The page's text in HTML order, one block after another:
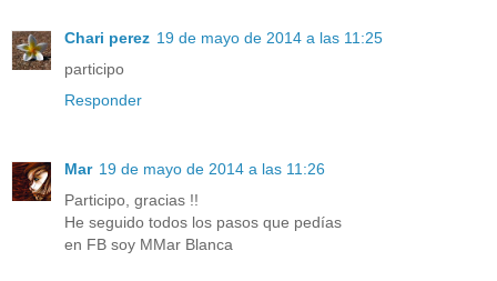
Chari perez 19 de mayo de 2014 a las 11:25
participo
Responder
Mar 19 de mayo de 2014 a las 11:26
Participo, gracias !!
He seguido todos los pasos que pedías
en FB soy MMar Blanca